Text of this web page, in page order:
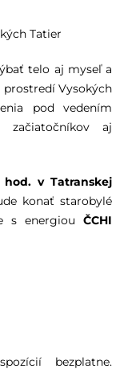
Tatier
telo aj myseľ a
Vysokých
pod vedením
začiatočníkov aj
hod. v Tatranskej
konať starobylé
s energiouČCHI
bezplatne.